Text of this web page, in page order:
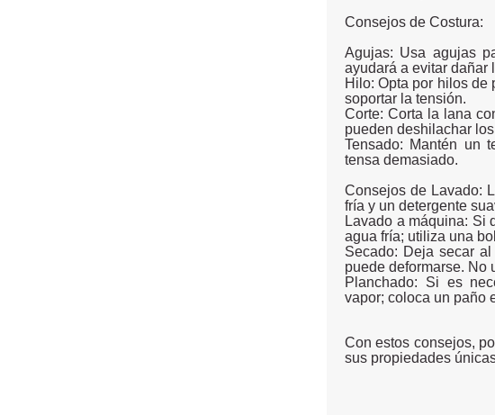
Consejos de Costura:
Agujas: Usa agujas
ayudará a evitar dañar
Hilo: Opta por hilos de
soportar la tensión.
Corte: Corta la lana
pueden deshilachar
Tensado: Mantén un
tensa demasiado.
Consejos de Lavado:
fría y un detergente
Lavado a máquina: Si
agua fría; utiliza una
Secado: Deja secar
puede deformarse. No
Planchado: Si es
vapor; coloca un paño
Con estos consejos,
sus propiedades